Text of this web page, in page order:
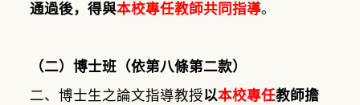
通過後，得與本校專任教師共同指導。
（二）博士班（依第八條第二款）
二、博士生之論文指導教授以本校專任教師擔